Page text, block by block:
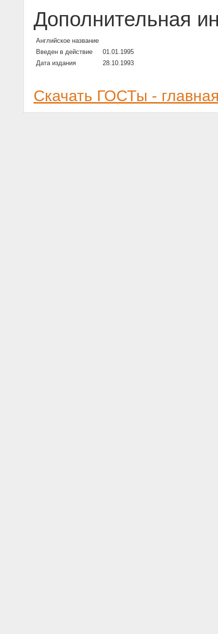
Дополнительная
Английское название
Введен в действие
01.01.1995
Дата издания
28.10.1993
Скачать ГОСТы -